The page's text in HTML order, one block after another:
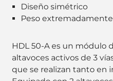
Diseño simétrico
Peso
HDL 50-A es un módulo
altavoces activos de 3
que se realizan tanto en